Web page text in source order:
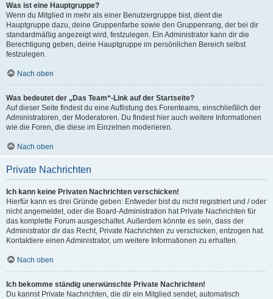
Was ist eine Hauptgruppe?
Wenn du Mitglied in mehr als einer Benutzergruppe bist, dient die
Hauptgruppe dazu, deine Gruppenfarbe sowie den Gruppenrang, der bei dir
standardmäßig angezeigt wird, festzulegen. Ein Administrator kann dir die
Berechtigung geben, deine Hauptgruppe im persönlichen Bereich selbst
festzulegen.
Nach oben
Was bedeutet der „Das Team“-Link auf der Startseite?
Auf dieser Seite findest du eine Auflistung des Forenteams, einschließlich der
Administratoren, der Moderatoren. Du findest hier auch weitere Informationen
wie die Foren, die diese im Einzelnen moderieren.
Nach oben
Private Nachrichten
Ich kann keine Privaten Nachrichten verschicken!
Hierfür kann es drei Gründe geben: Entweder bist du nicht registriert und / oder
nicht angemeldet, oder die Board-Administration hat Private Nachrichten für
das komplette Forum ausgeschaltet. Außerdem könnte es sein, dass der
Administrator dir das Recht, Private Nachrichten zu verschicken, entzogen hat.
Kontaktiere einen Administrator, um weitere Informationen zu erhalten.
Nach oben
Ich bekomme ständig unerwünschte Private Nachrichten!
Du kannst Private Nachrichten, die dir ein Mitglied sendet, automatisch